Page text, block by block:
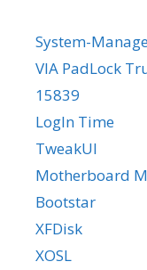
System-
VIA PadLock
15839
LogIn Time
TweakUI
Motherboard
Bootstar
XFDisk
XOSL